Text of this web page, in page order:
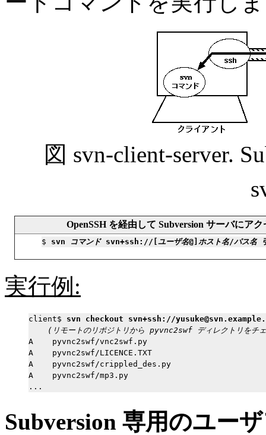
図 svn-client-server.
OpenSSH を経由して Subversion サーバにア
$ svn コマンド svn+ssh://[ユーザ名@] ホスト名/パス名
実行例:
client$ svn checkout svn+ssh://
(リモートのリポジトリから pyvnc2swf ディレクトリをチ
A    pyvnc2swf/vnc2swf.py
A    pyvnc2swf/LICENCE.TXT
A    pyvnc2swf/crippled_des.py
A    pyvnc2swf/mp3.py
Subversion 専用のユー